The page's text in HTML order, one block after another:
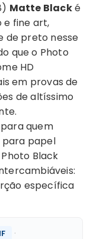
Matte Blacké
fine art,
de preto nesse
que o Photo
HD
em provas de
de altíssimo
quem
papel
Black
específica
·